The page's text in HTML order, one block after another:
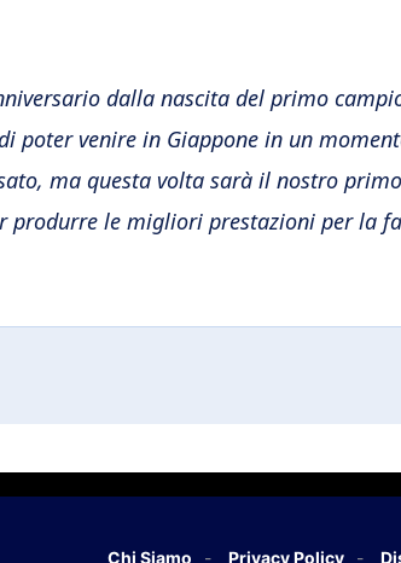
dalla nascita del primo
poter venire in Giappone in un
ma questa volta sarà il nostro
produrre le migliori prestazioni per la
Chi Siamo Privacy Policy